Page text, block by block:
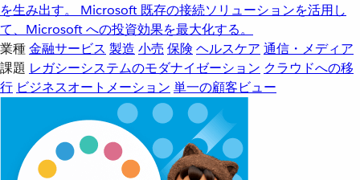
を生み出す。
Microsoft 既存の接続ソリューションを活用し
て、Microsoft への投資効果を最大化する。
業種金融サービス 製造 小売 保険 ヘルスケア 通信・メディア
課題 レガシーシステムのモダナイゼーション クラウドへの移
行 ビジネスオートメーション 単一の顧客ビュー